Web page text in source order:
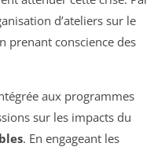
d’ateliers sur le
prenant conscience des
aux programmes
sur les impacts du
. En engageant les